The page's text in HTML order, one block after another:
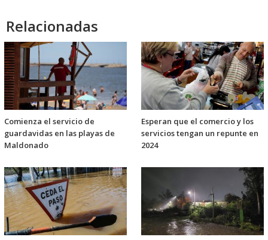
Relacionadas
Comienza el servicio de
guardavidas en las playas de
Maldonado
Esperan que el comercio y los
servicios tengan un repunte en
2024